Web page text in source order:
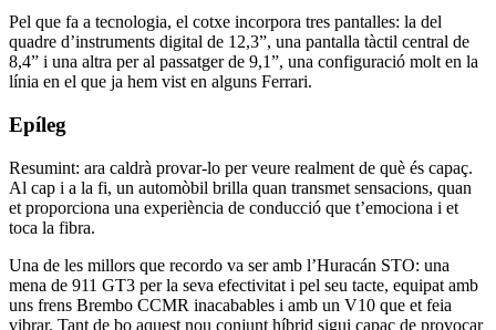
Pel que fa a tecnologia, el cotxe incorpora tres pantalles: la del
quadre d’instruments digital de 12,3”, una pantalla tàctil central de
8,4” i una altra per al passatger de 9,1”, una configuració molt en la
línia en el que ja hem vist en alguns Ferrari.
Epíleg
Resumint: ara caldrà provar-lo per veure realment de què és capaç.
Al cap i a la fi, un automòbil brilla quan transmet sensacions, quan
et proporciona una experiència de conducció que t’emociona i et
toca la fibra.
Una de les millors que recordo va ser amb l’Huracán STO: una
mena de 911 GT3 per la seva efectivitat i pel seu tacte, equipat amb
uns frens Brembo CCMR inacabables i amb un V10 que et feia
vibrar. Tant de bo aquest nou conjunt híbrid sigui capaç de provocar